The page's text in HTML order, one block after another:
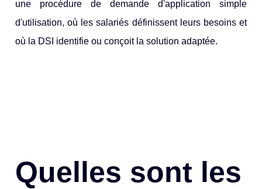
une procédure de demande d'application simple
d'utilisation, où les salariés définissent leurs besoins et
où la DSI identifie ou conçoit la solution adaptée.
Quelles sont les